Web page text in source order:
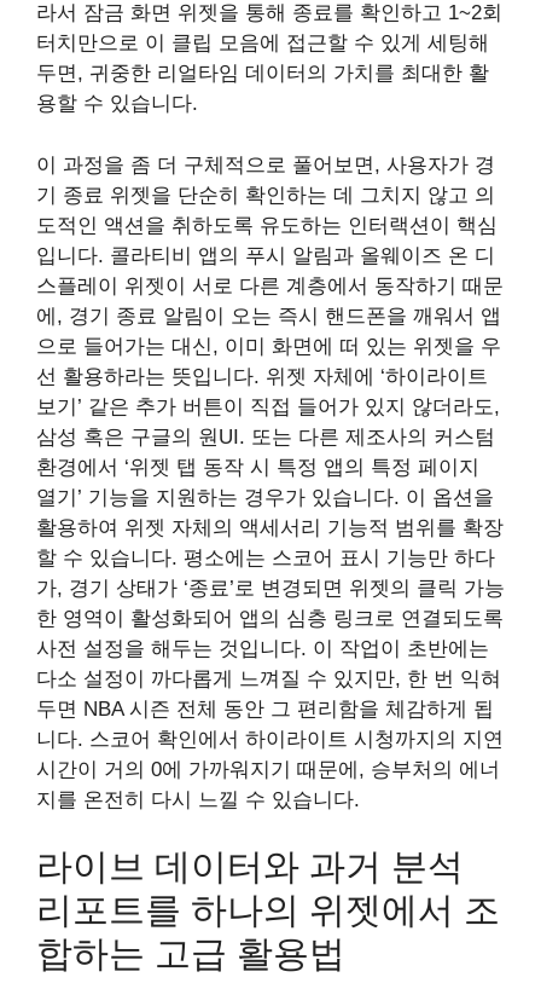
라서 잠금 화면 위젯을 통해 종료를 확인하고 1~2회
터치만으로 이 클립 모음에 접근할 수 있게 세팅해
두면, 귀중한 리얼타임 데이터의 가치를 최대한 활
용할 수 있습니다.
이 과정을 좀 더 구체적으로 풀어보면, 사용자가 경
기 종료 위젯을 단순히 확인하는 데 그치지 않고 의
도적인 액션을 취하도록 유도하는 인터랙션이 핵심
입니다. 콜라티비 앱의 푸시 알림과 올웨이즈 온 디
스플레이 위젯이 서로 다른 계층에서 동작하기 때문
에, 경기 종료 알림이 오는 즉시 핸드폰을 깨워서 앱
으로 들어가는 대신, 이미 화면에 떠 있는 위젯을 우
선 활용하라는 뜻입니다. 위젯 자체에 ‘하이라이트
보기’ 같은 추가 버튼이 직접 들어가 있지 않더라도,
삼성 혹은 구글의 원UI. 또는 다른 제조사의 커스텀
환경에서 ‘위젯 탭 동작 시 특정 앱의 특정 페이지
열기’ 기능을 지원하는 경우가 있습니다. 이 옵션을
활용하여 위젯 자체의 액세서리 기능적 범위를 확장
할 수 있습니다. 평소에는 스코어 표시 기능만 하다
가, 경기 상태가 ‘종료’로 변경되면 위젯의 클릭 가능
한 영역이 활성화되어 앱의 심층 링크로 연결되도록
사전 설정을 해두는 것입니다. 이 작업이 초반에는
다소 설정이 까다롭게 느껴질 수 있지만, 한 번 익혀
두면 NBA 시즌 전체 동안 그 편리함을 체감하게 됩
니다. 스코어 확인에서 하이라이트 시청까지의 지연
시간이 거의 0에 가까워지기 때문에, 승부처의 에너
지를 온전히 다시 느낄 수 있습니다.
라이브 데이터와 과거 분석
리포트를 하나의 위젯에서 조
합하는 고급 활용법